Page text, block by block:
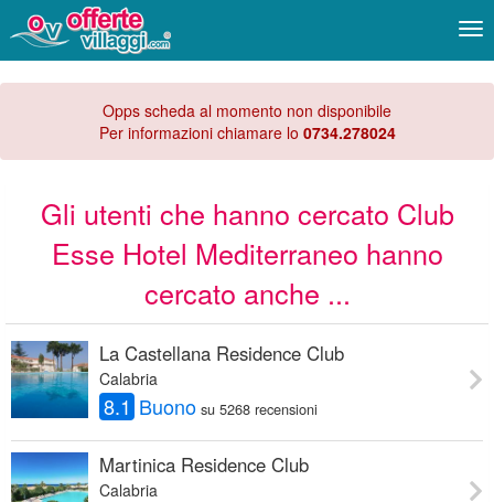
Opps scheda al momento non disponibile
Per informazioni chiamare lo 0734.278024
Gli utenti che hanno cercato Club
Esse Hotel Mediterraneo hanno
cercato anche ...
La Castellana Residence Club
Calabria
8.1 Buono su 5268 recensioni
Martinica Residence Club
Calabria